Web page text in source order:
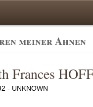
meiner Ahnen
Frances
- UNKNOWN